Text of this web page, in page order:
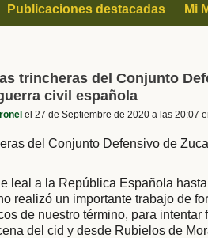
Publicaciones destacadas Mi
trincheras del Conjunto
civil española
el 27 de Septiembre de 2020 a las 20:07
leal a la República Española
realizó un importante trabajo de
de nuestro término, para
del cid y desde Rubielos de